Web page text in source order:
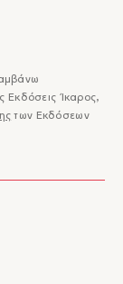
Εκδόσεις Ίκαρος,
των Εκδόσεων